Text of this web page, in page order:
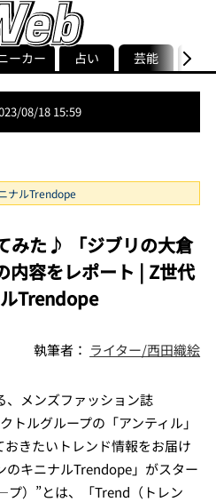
smart最新号
記事一覧ランキング
ストリ
ーカー 占い 芸能 グル
08/18 15:59
ナルTrendope
みた♪ 「ジブリの大倉
内容をレポート | Z世代
Trendope
執筆者： ライター/西田織絵
、メンズファッション誌
トルグループの「アンティル」
きたいトレンド情報をお届け
のキニナルTrendope」がスター
プ）”とは、「Trend（トレン